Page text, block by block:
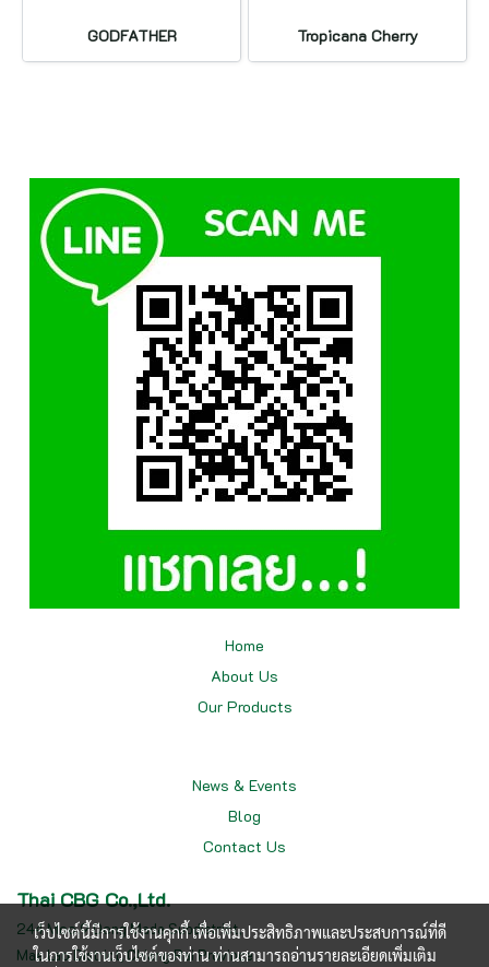
GODFATHER Tropicana Cherry
Home
About Us
Our Products
News & Events
Blog
Contact Us
Thai CBG Co.,Ltd.
244 Moo.9 Dong Mada Subdistrict,
Mae Lao District, Chiang Rai Province
เว็บไซต์นี้มีการใช้งานคุกกี้ เพื่อเพิ่มประสิทธิภาพและประสบการณ์ที่ดี
ในการใช้งานเว็บไซต์ของท่าน ท่านสามารถอ่านรายละเอียดเพิ่มเติม